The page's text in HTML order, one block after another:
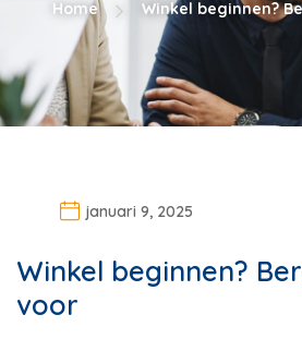
Home Winkel beginnen?
januari 9, 2025
Winkel beginnen?
voor